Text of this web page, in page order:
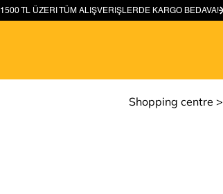
Shopping centre >